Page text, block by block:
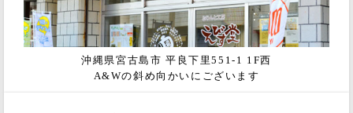
沖縄県宮古島市 平良下里551-1 1F西
A&Wの斜め向かいにございます